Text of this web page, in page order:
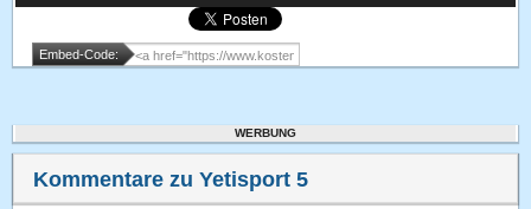
Embed-Code:
WERBUNG
Kommentare zu Yetisport 5